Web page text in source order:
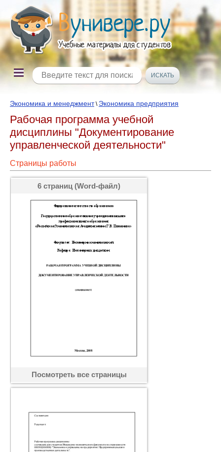
Экономика и менеджмент\ Экономика предприятия
Рабочая программа учебной
дисциплины "Документирование
управленческой деятельности"
Страницы работы
6 страниц (Word-файл)
Посмотреть все страницы